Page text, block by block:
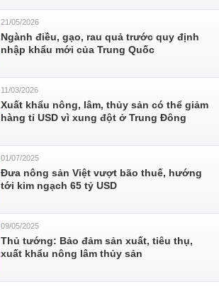
21/05/2026
Ngành điều, gạo, rau quả trước quy định
nhập khẩu mới của Trung Quốc
11/03/2026
Xuất khẩu nông, lâm, thủy sản có thể giảm
hàng tỉ USD vì xung đột ở Trung Đông
01/07/2025
Đưa nông sản Việt vượt bão thuế, hướng
tới kim ngạch 65 tỷ USD
09/05/2025
Thủ tướng: Bảo đảm sản xuất, tiêu thụ,
xuất khẩu nông lâm thủy sản